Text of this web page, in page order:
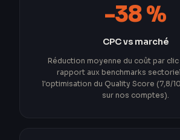
-38 %
CPC vs marché
Réduction moyenne du coût par clic
rapport aux benchmarks
l'optimisation du Quality Score (7,8/
sur nos comptes).